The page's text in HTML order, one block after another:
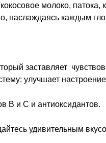
молоко,
наслаждаясь каждым
заставляет
улучшает
В и С и антиоксидантов.
удивительным